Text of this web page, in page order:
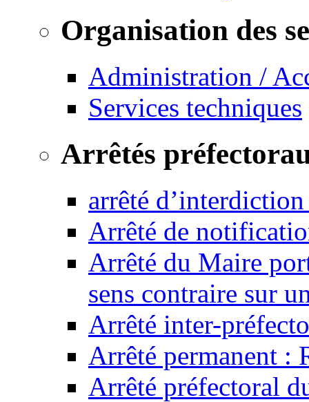
Organisation des
Administration /
Services techniques
Arrêtés
arrêté
Arrêté de
Arrêté du Maire
sens contraire sur
Arrêté inter-
Arrêté permanent :
Arrêté préfectoral